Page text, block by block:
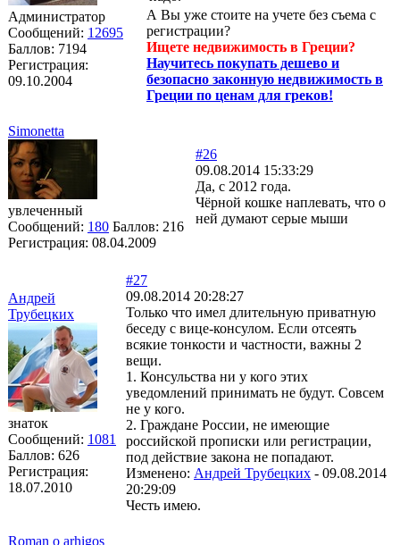
Администратор
Сообщений: 12695
Баллов: 7194
Регистрация:
09.10.2004
А Вы уже стоите на учете без съема с
регистрации?
Ищете недвижимость в Греции?
Научитесь покупать дешево и
безопасно законную недвижимость в
Греции по ценам для греков!
Simonetta
увлеченный
Сообщений: 180 Баллов: 216
Регистрация: 08.04.2009
#26
09.08.2014 15:33:29
Да, с 2012 года.
Чёрной кошке наплевать, что о
ней думают серые мыши
Андрей
Трубецких
знаток
Сообщений: 1081
Баллов: 626
Регистрация:
18.07.2010
#27
09.08.2014 20:28:27
Только что имел длительную приватную
беседу с вице-консулом. Если отсеять
всякие тонкости и частности, важны 2
вещи.
1. Консульства ни у кого этих
уведомлений принимать не будут. Совсем
не у кого.
2. Граждане России, не имеющие
российской прописки или регистрации,
под действие закона не попадают.
Изменено: Андрей Трубецких - 09.08.2014
20:29:09
Честь имею.
Roman o arhigos